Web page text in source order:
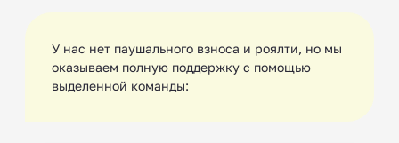
У нас нет паушального взноса и роялти, но мы
оказываем полную поддержку с помощью
выделенной команды: